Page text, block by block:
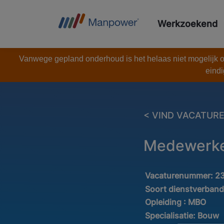
Werkzoekend
Vanwege gepland onderhoud is het helaas niet mogelijk
< VIND
Vacaturenummer:
Soort
Opleiding : MBO
Specialisatie: Bouw